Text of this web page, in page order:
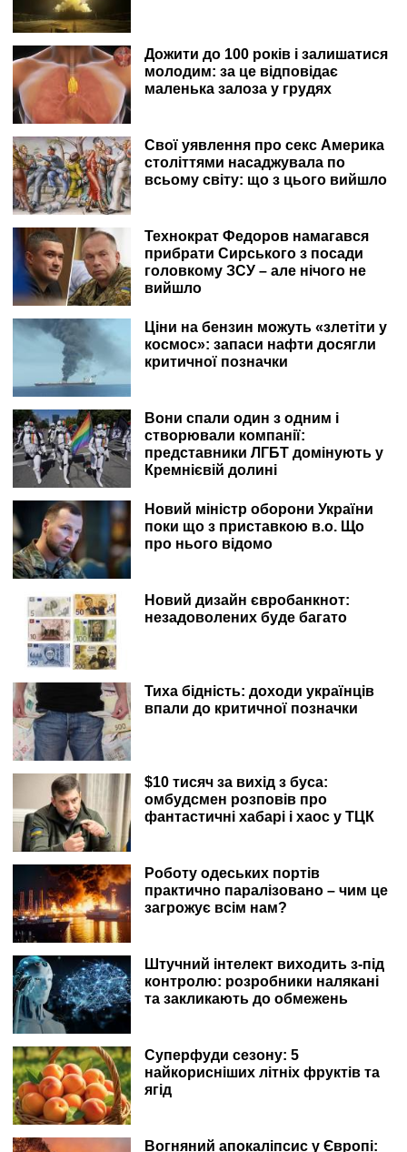
Дожити до 100 років і залишатися
молодим: за це відповідає
маленька залоза у грудях
Свої уявлення про секс Америка
століттями насаджувала по
всьому світу: що з цього вийшло
Технократ Федоров намагався
прибрати Сирського з посади
головкому ЗСУ – але нічого не
вийшло
Ціни на бензин можуть «злетіти у
космос»: запаси нафти досягли
критичної позначки
Вони спали один з одним і
створювали компанії:
представники ЛГБТ домінують у
Кремнієвій долині
Новий міністр оборони України
поки що з приставкою в.о. Що
про нього відомо
Новий дизайн євробанкнот:
незадоволених буде багато
Тиха бідність: доходи українців
впали до критичної позначки
$10 тисяч за вихід з буса:
омбудсмен розповів про
фантастичні хабарі і хаос у ТЦК
Роботу одеських портів
практично паралізовано – чим це
загрожує всім нам?
Штучний інтелект виходить з-під
контролю: розробники налякані
та закликають до обмежень
Суперфуди сезону: 5
найкорисніших літніх фруктів та
ягід
Вогняний апокаліпсис у Європі: